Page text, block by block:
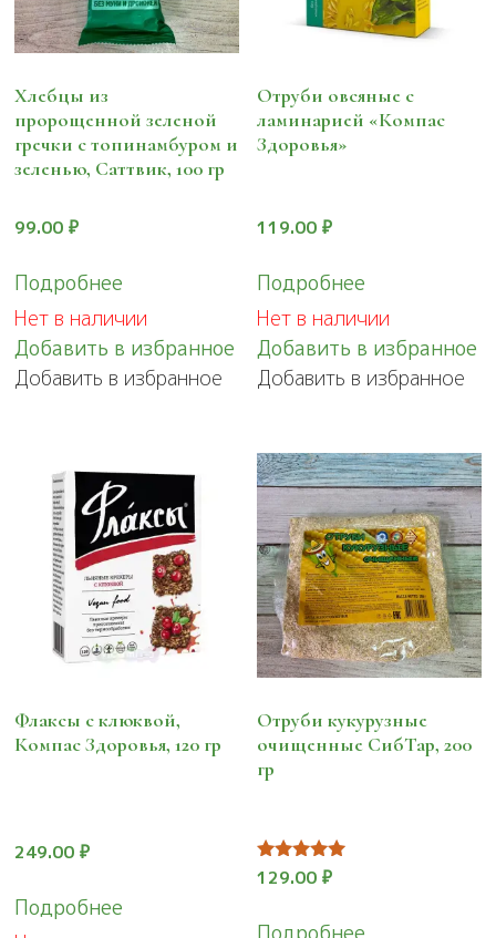
Хлебцы из
пророщенной зеленой
гречки с топинамбуром и
зеленью, Саттвик, 100 гр
99.00 ₽
Подробнее
Нет в наличии
Добавить в избранное
Добавить в избранное
Отруби овсяные с
ламинарией «Компас
Здоровья»
119.00₽
Подробнее
Нет в наличии
Добавить в избранное
Добавить в избранное
Флаксы с клюквой,
Компас Здоровья, 120 гр
249.00 ₽
Подробнее
Отруби кукурузные
очищенные СибТар, 200
гр
Оценка
129.00₽